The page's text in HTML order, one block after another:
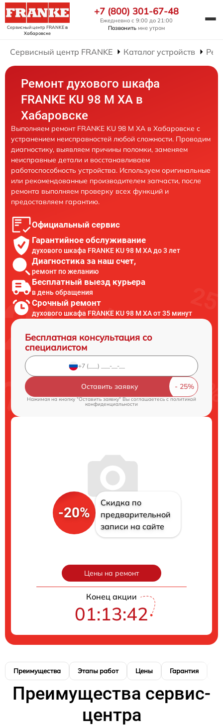
Сервисный центр FRANKEв
Хабаровске
+7 (800) 301-67-48
Ежедневно с 9:00 до 21:00
Позвонить мне утром
Сервисный центр FRANKE Каталог устройств
Ремонт духового шкафа
FRANKE KU 98 M XA в
Хабаровске
Выполняем ремонт FRANKE KU 98 M XA в Хабаровске с
устранением неисправностей любой сложности. Проводим
диагностику, выявляем причины поломки, заменяем
неисправные детали и восстанавливаем
работоспособность устройства. Используем оригинальные
или рекомендованные производителем запчасти, после
ремонта выполняем проверку всех функций и
предоставляем гарантию.
Официальный сервис
Гарантийное обслуживание
духового шкафа FRANKE KU 98 M XA до 3 лет
Диагностика за наш счет,
ремонт по желанию
Бесплатный выезд курьера
в день обращения
Срочный ремонт
духового шкафа FRANKE KU 98 M XA от 35 минут
Бесплатная консультация со
специалистом
Оставить заявку
Нажимая на кнопку "Оставить заявку" Вы соглашаетесь cполитикой
конфиденциальности
-20%
Скидка по
предварительной
записи на сайте
Цены на ремонт
Конец акции
01:13:41
Преимущества Этапы работ Цены Гарантия
Преимущества сервис-
центра